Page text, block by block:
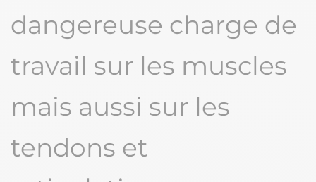
dangereuse charge de
travail sur les muscles
mais aussi sur les
tendons et